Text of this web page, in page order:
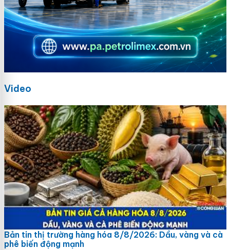
Video
Bản tin thị trường hàng hóa 8/8/2026: Dầu, vàng và cà
phê biến động mạnh